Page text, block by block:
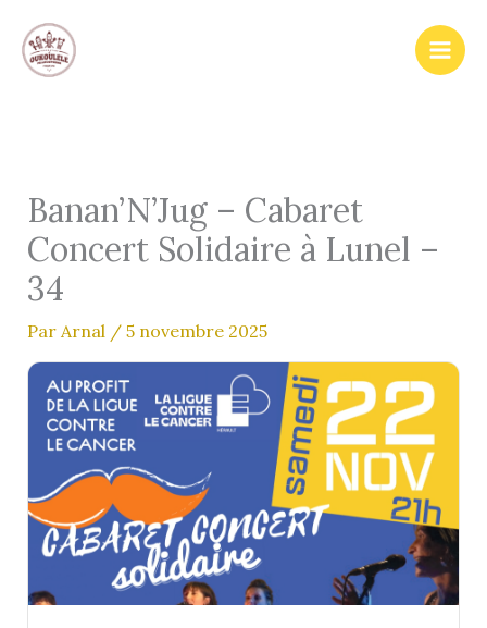
contenu
Banan’N’Jug – Cabaret
Concert Solidaire à Lunel –
34
Par Arnal / 5 novembre 2025